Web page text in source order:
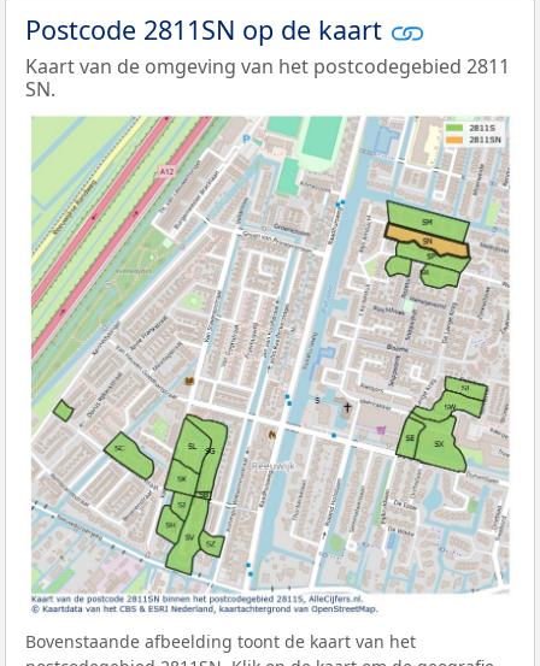
Postcode 2811SN op de kaart
Kaart van de omgeving van het postcodegebied 2811
SN.
Bovenstaande afbeelding toont de kaart van het